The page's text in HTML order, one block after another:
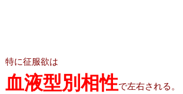
特に征服欲は
血液型別相性で左右される。